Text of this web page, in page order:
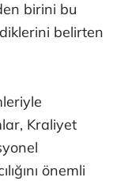
birini bu
belirten
Kraliyet
önemli